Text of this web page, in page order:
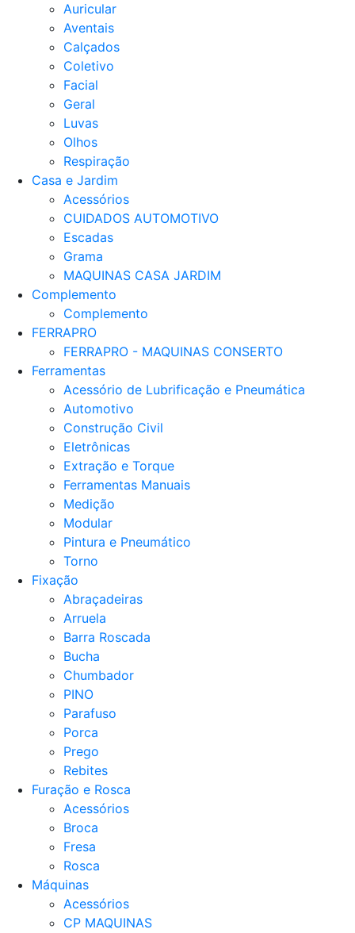
Auricular
Aventais
Calçados
Coletivo
Facial
Geral
Luvas
Olhos
Respiração
Casa e Jardim
Acessórios
CUIDADOS AUTOMOTIVO
Escadas
Grama
MAQUINAS CASA JARDIM
Complemento
Complemento
FERRAPRO
FERRAPRO - MAQUINAS CONSERTO
Ferramentas
Acessório de Lubrificação e Pneumática
Automotivo
Construção Civil
Eletrônicas
Extração e Torque
Ferramentas Manuais
Medição
Modular
Pintura e Pneumático
Torno
Fixação
Abraçadeiras
Arruela
Barra Roscada
Bucha
Chumbador
PINO
Parafuso
Porca
Prego
Rebites
Furação e Rosca
Acessórios
Broca
Fresa
Rosca
Máquinas
Acessórios
CP MAQUINAS